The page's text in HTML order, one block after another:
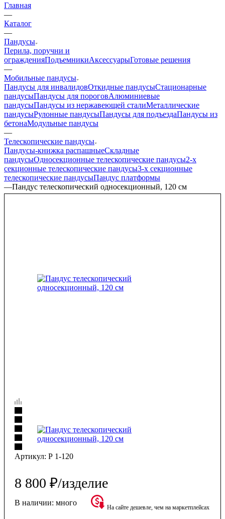
Главная
—
Каталог
—
Пандусы
Перила, поручни и
огражденияПодъемникиАксессуарыГотовые решения
—
Мобильные пандусы
Пандусы для инвалидовОткидные пандусыСтационарные
пандусыПандусы для пороговАлюминиевые
пандусыПандусы из нержавеющей сталиМеталлические
пандусыРулонные пандусыПандусы для подъездаПандусы из
бетонаМодульные пандусы
—
Телескопические пандусы
Пандусы-книжка распашныеСкладные
пандусыОдносекционные телескопические пандусы2-х
секционные телескопические пандусы3-х секционные
телескопические пандусыПандус платформы
—Пандус телескопический односекционный, 120 см
Артикул: Р 1-120
8 800 ₽/изделие
В наличии: много
На сайте дешевле, чем на маркетплейсах